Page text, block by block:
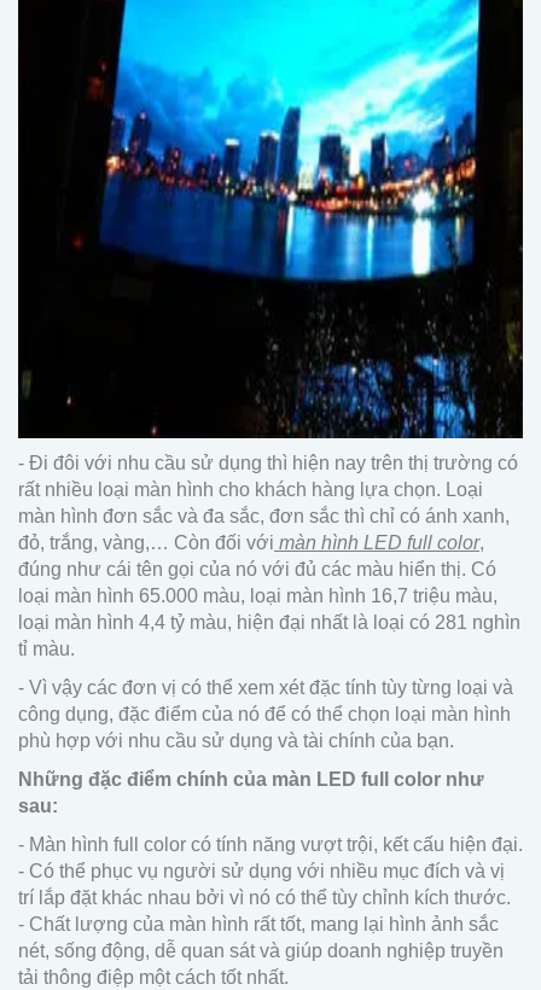
- Đi đôi với nhu cầu sử dụng thì hiện nay trên thị trường có
rất nhiều loại màn hình cho khách hàng lựa chọn. Loại
màn hình đơn sắc và đa sắc, đơn sắc thì chỉ có ánh xanh,
đỏ, trắng, vàng,… Còn đối với màn hình LED full color,
đúng như cái tên gọi của nó với đủ các màu hiển thị. Có
loại màn hình 65.000 màu, loại màn hình 16,7 triệu màu,
loại màn hình 4,4 tỷ màu, hiện đại nhất là loại có 281 nghìn
tỉ màu.
- Vì vậy các đơn vị có thể xem xét đặc tính tùy từng loại và
công dụng, đặc điểm của nó để có thể chọn loại màn hình
phù hợp với nhu cầu sử dụng và tài chính của bạn.
Những đặc điểm chính của màn LED full color như
sau:
- Màn hình full color có tính năng vượt trội, kết cấu hiện đại.
- Có thể phục vụ người sử dụng với nhiều mục đích và vị
trí lắp đặt khác nhau bởi vì nó có thể tùy chỉnh kích thước.
- Chất lượng của màn hình rất tốt, mang lại hình ảnh sắc
nét, sống động, dễ quan sát và giúp doanh nghiệp truyền
tải thông điệp một cách tốt nhất.